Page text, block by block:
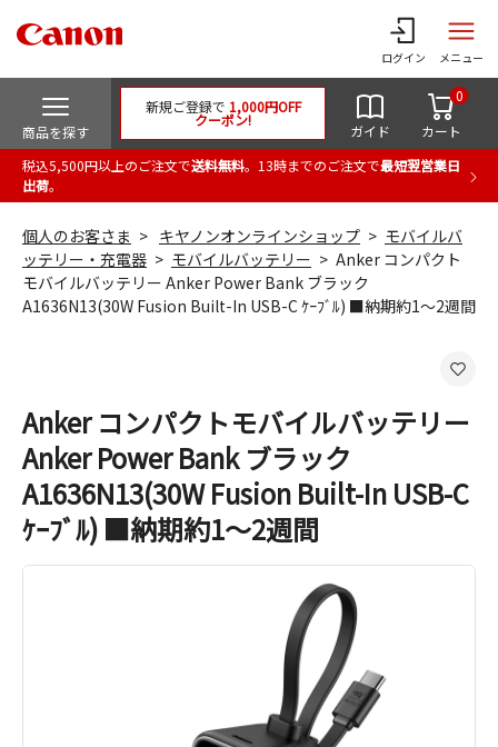
ログイン メニュー
商品を探す
新規ご登録で 1,000円OFF
クーポン!
ガイド カート
0
税込5,500円以上のご注文で送料無料。13時までのご注文で最短翌営業日
出荷。
個人のお客さま キヤノンオンラインショップ
モバイルバ
ッテリー・充電器
モバイルバッテリー
Anker コンパクト
モバイルバッテリー Anker Power Bank ブラック
A1636N13(30W Fusion Built-In USB-C ｹｰﾌﾞﾙ) ■納期約1～2週間
Anker コンパクトモバイルバッテリー
Anker Power Bank ブラック
A1636N13(30W Fusion Built-In USB-C
ｹｰﾌﾞﾙ) ■納期約1～2週間